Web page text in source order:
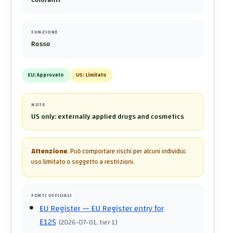
FUNZIONE
Rosso
EU:Approvato US:Limitato
NOTE
US only: externally applied drugs and cosmetics
Attenzione.Può comportare rischi per alcuni individui;
uso limitato o soggetto a restrizioni.
FONTI UFFICIALI
EU Register— EU Register entry for
E125 (2026-07-01, tier 1)